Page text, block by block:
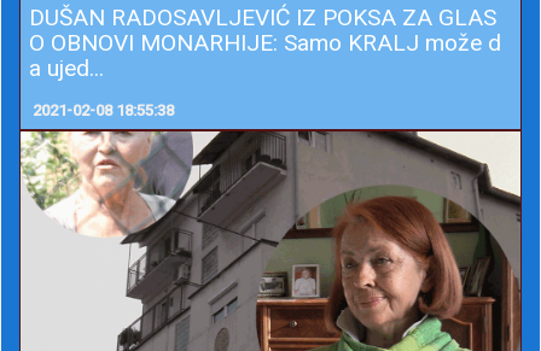
DUŠAN RADOSAVLJEVIĆ IZ POKSA ZA GLAS
O OBNOVI MONARHIJE: Samo KRALJ može d
a ujed...
2021-02-08 18:55:38